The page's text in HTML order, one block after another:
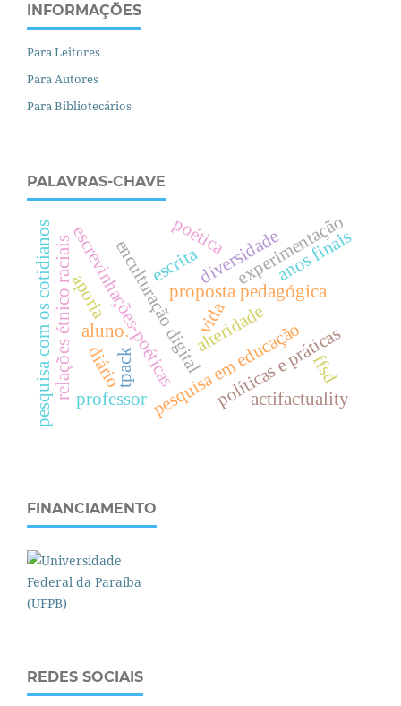
INFORMAÇÕES
Para Leitores
Para Autores
Para Bibliotecários
PALAVRAS-CHAVE
proposta pedagógica
enculturação digital
pesquisa em educação
escrita
escrevinhações-poéticas
pesquisa com os cotidianos diversidade
tpack
alteridade
poética
relações étnico raciais políticas e práticas
ffsd
vida
experimentação
professor
aluno.
diário
actifactuality
aporia
anos finais
FINANCIAMENTO
REDES SOCIAIS